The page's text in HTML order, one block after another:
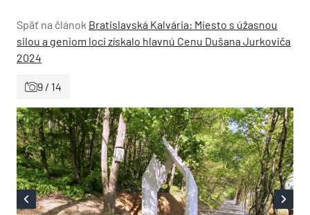
Späť na článok Bratislavská Kalvária: Miesto s úžasnou
silou a geniom loci získalo hlavnú Cenu Dušana Jurkoviča
2024
9 / 14